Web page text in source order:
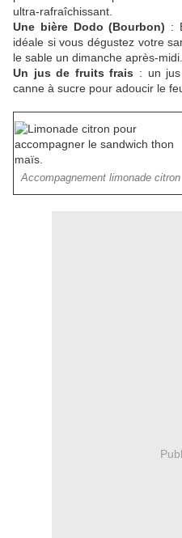
ultra-rafraîchissant.
Une bière Dodo (Bourbon) :
idéale si vous dégustez votre
le sable un dimanche après-midi.
Un jus de fruits frais : un
canne à sucre pour adoucir le
Accompagnement limonade citron